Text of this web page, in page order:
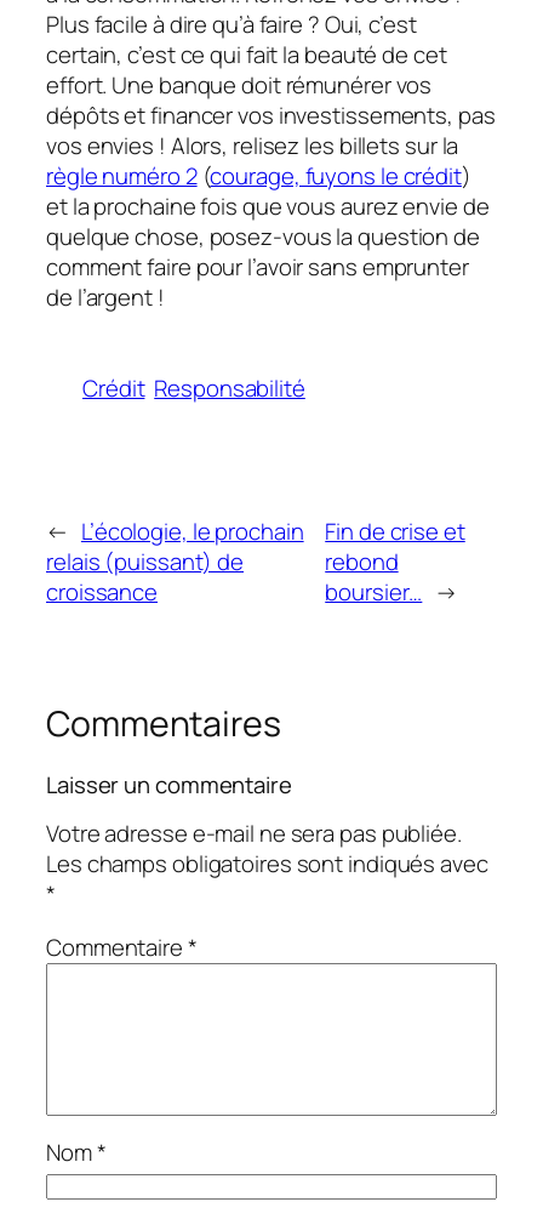
Plus facile à dire qu’à faire ? Oui, c’est
certain, c’est ce qui fait la beauté de cet
effort. Une banque doit rémunérer vos
dépôts et financer vos investissements, pas
vos envies ! Alors, relisez les billets sur la
règle numéro 2(courage, fuyons le crédit)
et la prochaine fois que vous aurez envie de
quelque chose, posez-vous la question de
comment faire pour l’avoir sans emprunter
de l’argent !
Crédit Responsabilité
← L’écologie, le prochain
relais (puissant) de
croissance
Fin de crise et
rebond
boursier… →
Commentaires
Laisser un commentaire
Votre adresse e-mail ne sera pas publiée.
Les champs obligatoires sont indiqués avec
*
Commentaire*
Nom*